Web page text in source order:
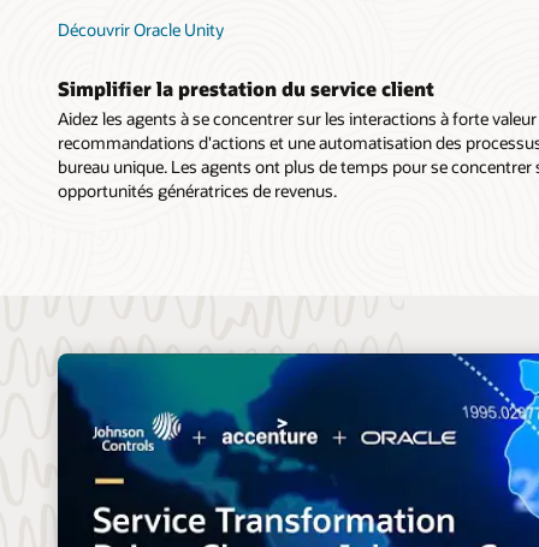
Découvrir Oracle Unity
Simplifier la prestation du service client
Aidez les agents à se concentrer sur les interactions à forte
recommandations d'actions et une automatisation des
bureau unique. Les agents ont plus de temps pour se
opportunités génératrices de revenus.